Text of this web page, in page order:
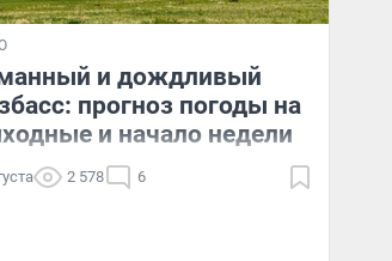
и дождливый
прогноз погоды на
и начало недели
2 578 6